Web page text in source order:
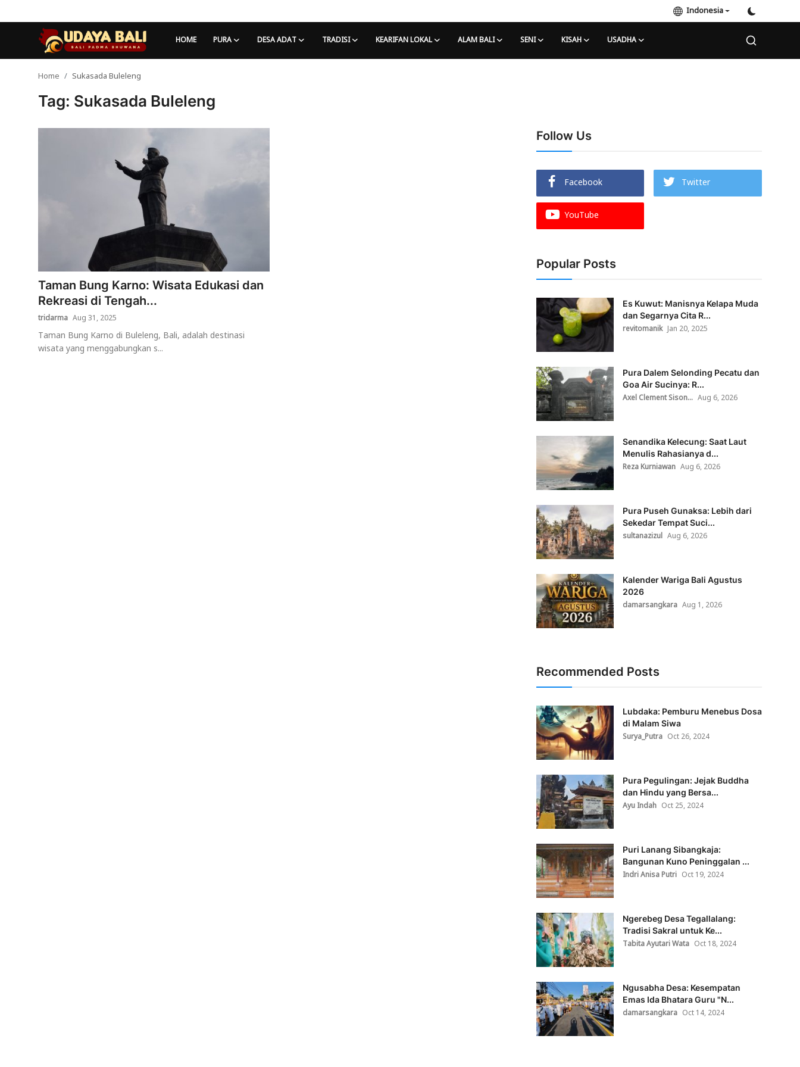
Indonesia
HOME PURA DESA ADAT TRADISI KEARIFAN LOKAL ALAM BALI SENI KISAH USADHA
Desa Adat
Usadha
Indonesia
Home Sukasada Buleleng
Tag: Sukasada Buleleng
Taman Bung Karno: Wisata Edukasi dan
Rekreasi di Tengah...
tridarma Aug 31, 2025
Taman Bung Karno di Buleleng, Bali, adalah destinasi
wisata yang menggabungkan s...
Follow Us
Facebook
Twitter
YouTube
Popular Posts
Es Kuwut: Manisnya Kelapa Muda
dan Segarnya Cita R...
revitomanik Jan 20, 2025
Pura Dalem Selonding Pecatu dan
Goa Air Sucinya: R...
Axel Clement Sison... Aug 6, 2026
Senandika Kelecung: Saat Laut
Menulis Rahasianya d...
Reza Kurniawan Aug 6, 2026
Pura Puseh Gunaksa: Lebih dari
Sekedar Tempat Suci...
sultanazizul Aug 6, 2026
Kalender Wariga Bali Agustus
2026
damarsangkara Aug 1, 2026
Recommended Posts
Lubdaka: Pemburu Menebus Dosa
di Malam Siwa
Surya_Putra Oct 26, 2024
Pura Pegulingan: Jejak Buddha
dan Hindu yang Bersa...
Ayu Indah Oct 25, 2024
Puri Lanang Sibangkaja:
Bangunan Kuno Peninggalan ...
Indri Anisa Putri Oct 19, 2024
Ngerebeg Desa Tegallalang:
Tradisi Sakral untuk Ke...
Tabita Ayutari Wata Oct 18, 2024
Ngusabha Desa: Kesempatan
Emas Ida Bhatara Guru "N...
damarsangkara Oct 14, 2024